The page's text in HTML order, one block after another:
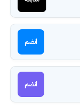
انضم
انضم